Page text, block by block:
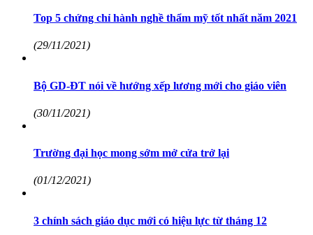
Top 5 chứng chỉ hành nghề thẩm mỹ tốt nhất năm 2021
(29/11/2021)
Bộ GD-ĐT nói về hướng xếp lương mới cho giáo viên
(30/11/2021)
Trường đại học mong sớm mở cửa trở lại
(01/12/2021)
3 chính sách giáo dục mới có hiệu lực từ tháng 12